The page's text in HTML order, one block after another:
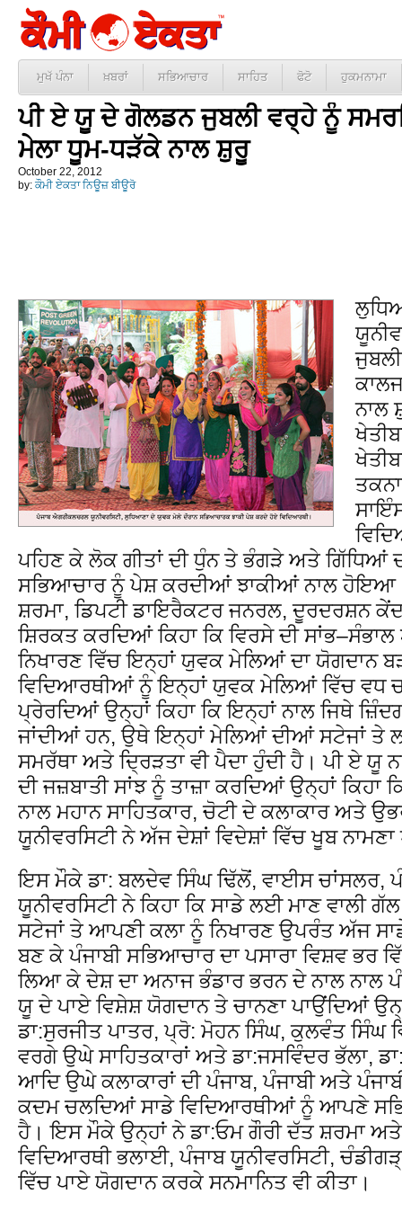
ਮੁਖੱ ਪੰਨਾ ਖ਼ਬਰਾਂ ਸਭਿਆਚਾਰ ਸਾਹਿਤ ਫੋਟੋ ਹੁਕਮਨਾਮਾ
ਪੀ ਏ ਯੂ ਦੇ ਗੋਲਡਨ ਜੁਬਲੀ ਵਰ੍ਹੇ ਨੂੰ
ਮੇਲਾ ਧੂਮ-ਧੜੱਕੇ ਨਾਲ ਸ਼ੁਰੂ
October 22, 2012
by: ਕੌਮੀ ਏਕਤਾ ਨਿਊਜ਼ ਬੀਊਰੋ
ਨਾਲ
ਪਹਿਣ ਕੇ ਲੋਕ ਗੀਤਾਂ ਦੀ ਧੁੰਨ ਤੇ ਭੰਗੜੇ ਅਤੇ ਗਿੱਧਿਆਂ
ਸਭਿਆਚਾਰ ਨੂੰ ਪੇਸ਼ ਕਰਦੀਆਂ ਝਾਕੀਆਂ ਨਾਲ
ਸ਼ਰਮਾ, ਡਿਪਟੀ ਡਾਇਰੈਕਟਰ ਜਨਰਲ, ਦੂਰਦਰਸ਼ਨ
ਸ਼ਿਰਕਤ ਕਰਦਿਆਂ ਕਿਹਾ ਕਿ ਵਿਰਸੇ ਦੀ
ਨਿਖਾਰਣ ਵਿੱਚ ਇਨ੍ਹਾਂ ਯੁਵਕ ਮੇਲਿਆਂ ਦਾ ਯੋਗਦਾਨ
ਵਿਦਿਆਰਥੀਆਂ ਨੂੰ ਇਨ੍ਹਾਂ ਯੁਵਕ ਮੇਲਿਆਂ ਵਿੱਚ ਵਧ
ਪ੍ਰੇਰਦਿਆਂ ਉਨ੍ਹਾਂ ਕਿਹਾ ਕਿ ਇਨ੍ਹਾਂ ਨਾਲ ਜਿਥੇ
ਜਾਂਦੀਆਂ ਹਨ, ਉਥੇ ਇਨ੍ਹਾਂ ਮੇਲਿਆਂ ਦੀਆਂ ਸਟੇਜਾਂ ਤੇ
ਸਮਰੱਥਾ ਅਤੇ ਦ੍ਰਿੜਤਾ ਵੀ ਪੈਦਾ ਹੁੰਦੀ ਹੈ। ਪੀ ਏ ਯੂ
ਦੀ ਜਜ਼ਬਾਤੀ ਸਾਂਝ ਨੂੰ ਤਾਜ਼ਾ ਕਰਦਿਆਂ ਉਨ੍ਹਾਂ ਕਿਹਾ
ਨਾਲ ਮਹਾਨ ਸਾਹਿਤਕਾਰ, ਚੋਟੀ ਦੇ ਕਲਾਕਾਰ ਅਤੇ
ਯੂਨੀਵਰਸਿਟੀ ਨੇ ਅੱਜ ਦੇਸ਼ਾਂ ਵਿਦੇਸ਼ਾਂ ਵਿੱਚ ਖੂਬ
ਇਸ ਮੌਕੇ ਡਾ: ਬਲਦੇਵ ਸਿੰਘ ਢਿੱਲੋਂ, ਵਾਈਸ ਚਾਂਸਲਰ,
ਯੂਨੀਵਰਸਿਟੀ ਨੇ ਕਿਹਾ ਕਿ ਸਾਡੇ ਲਈ ਮਾਣ ਵਾਲੀ
ਸਟੇਜਾਂ ਤੇ ਆਪਣੀ ਕਲਾ ਨੂੰ ਨਿਖਾਰਣ ਉਪਰੰਤ ਅੱਜ
ਬਣ ਕੇ ਪੰਜਾਬੀ ਸਭਿਆਚਾਰ ਦਾ ਪਸਾਰਾ ਵਿਸ਼ਵ ਭਰ
ਲਿਆ ਕੇ ਦੇਸ਼ ਦਾ ਅਨਾਜ ਭੰਡਾਰ ਭਰਨ ਦੇ ਨਾਲ ਨਾਲ
ਯੂ ਦੇ ਪਾਏ ਵਿਸ਼ੇਸ਼ ਯੋਗਦਾਨ ਤੇ ਚਾਨਣਾ ਪਾਉਂਦਿਆਂ
ਡਾ:ਸੁਰਜੀਤ ਪਾਤਰ, ਪ੍ਰੋ: ਮੋਹਨ ਸਿੰਘ, ਕੁਲਵੰਤ
ਵਰਗੇ ਉਘੇ ਸਾਹਿਤਕਾਰਾਂ ਅਤੇ ਡਾ:ਜਸਵਿੰਦਰ ਭੱਲਾ,
ਆਦਿ ਉਘੇ ਕਲਾਕਾਰਾਂ ਦੀ ਪੰਜਾਬ, ਪੰਜਾਬੀ ਅਤੇ
ਕਦਮ ਚਲਦਿਆਂ ਸਾਡੇ ਵਿਦਿਆਰਥੀਆਂ ਨੂੰ ਆਪਣੇ
ਹੈ। ਇਸ ਮੌਕੇ ਉਨ੍ਹਾਂ ਨੇ ਡਾ:ਓਮ ਗੌਰੀ ਦੱਤ ਸ਼ਰਮਾ ਅਤੇ
ਵਿਦਿਆਰਥੀ ਭਲਾਈ, ਪੰਜਾਬ ਯੂਨੀਵਰਸਿਟੀ,
ਵਿੱਚ ਪਾਏ ਯੋਗਦਾਨ ਕਰਕੇ ਸਨਮਾਨਿਤ ਵੀ ਕੀਤਾ।